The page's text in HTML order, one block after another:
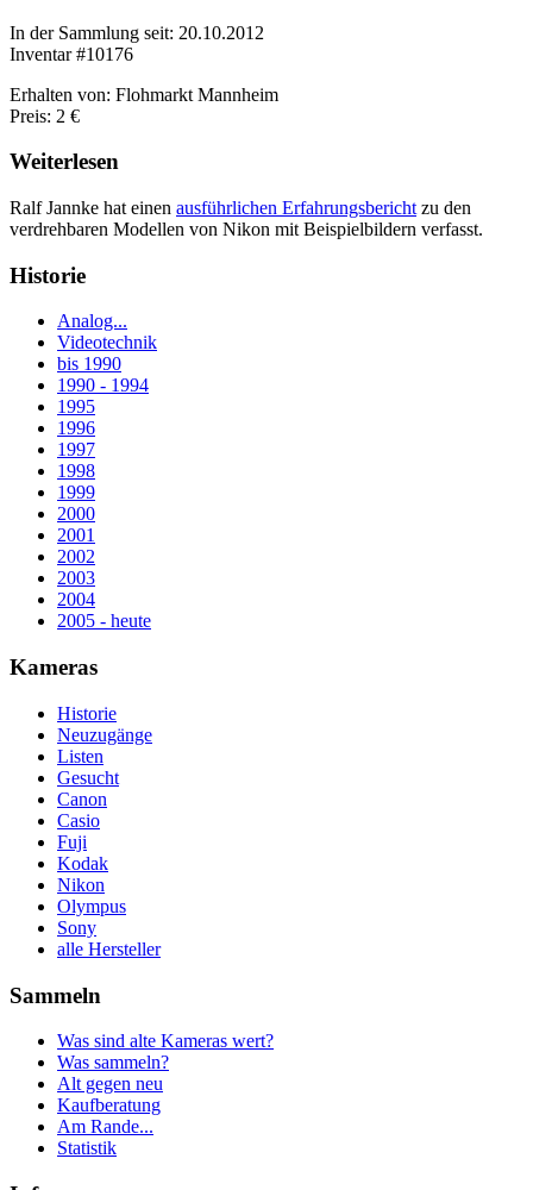
In der Sammlung seit: 20.10.2012
Inventar #10176
Erhalten von: Flohmarkt Mannheim
Preis: 2 €
Weiterlesen
Ralf Jannke hat einen ausführlichen Erfahrungsbericht zu den
verdrehbaren Modellen von Nikon mit Beispielbildern verfasst.
Historie
Analog...
Videotechnik
bis 1990
1990 - 1994
1995
1996
1997
1998
1999
2000
2001
2002
2003
2004
2005 - heute
Kameras
Historie
Neuzugänge
Listen
Gesucht
Canon
Casio
Fuji
Kodak
Nikon
Olympus
Sony
alle Hersteller
Sammeln
Was sind alte Kameras wert?
Was sammeln?
Alt gegen neu
Kaufberatung
Am Rande...
Statistik